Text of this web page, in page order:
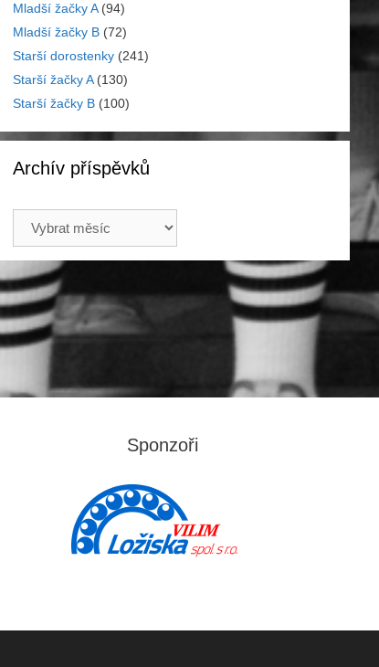
Mladší žačky A(94)
Mladší žačky B (72)
Starší dorostenky (241)
Starší žačky A(130)
Starší žačky B (100)
Archív příspěvků
příspěvků
Sponzoři